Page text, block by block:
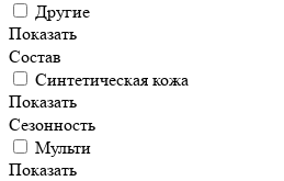
Другие
Показать
Состав
Синтетическая кожа
Показать
Сезонность
Мульти
Показать